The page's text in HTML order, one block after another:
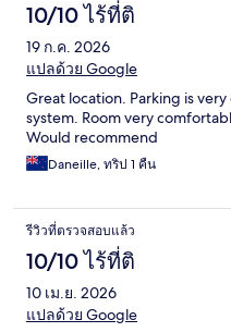
10/10 ไร้ที่ติ
19 ก.ค. 2026
แปลด้วย Google
Great location. Parking is
system. Room very
Would recommend
Daneille, ทริป 1 คืน
รีวิวที่ตรวจสอบแล้ว
10/10 ไร้ที่ติ
10 เม.ย. 2026
แปลด้วย Google